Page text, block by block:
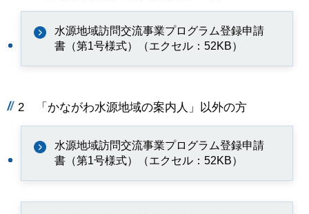
水源地域訪問交流事業プログラム登録申請
書（第1号様式）（エクセル：52KB）
2 「かながわ水源地域の案内人」以外の方
水源地域訪問交流事業プログラム登録申請
書（第1号様式）（エクセル：52KB）